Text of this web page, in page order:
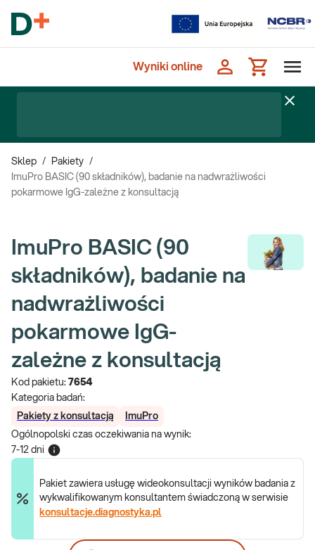
Wyniki online
Sklep / Pakiety /
ImuPro BASIC (90 składników), badanie na nadwrażliwości
pokarmowe IgG-zależne z konsultacją
ImuPro BASIC (90
składników), badanie na
nadwrażliwości
pokarmowe IgG-
zależne z konsultacją
Kod pakietu: 7654
Kategoria badań:
Pakiety z konsultacją
ImuPro
Ogólnopolski czas oczekiwania na wynik:
7-12 dni
Pakiet zawiera usługę wideokonsultacji wyników badania z
wykwalifikowanym konsultantem świadczoną w serwisie
konsultacje.diagnostyka.pl